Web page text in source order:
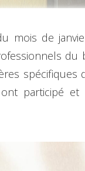
mois de
du
spécifiques
ont participé